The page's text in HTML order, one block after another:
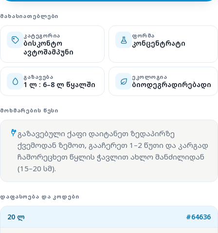
ᲛᲐᲮᲐᲡᲘᲐᲗᲔᲑᲚᲔᲑᲘ
ᲙᲐᲢᲔᲒᲝᲠᲘᲐ
ბისკონტო
ავტოშამპუნი
ᲤᲝᲠᲛᲐ
კონცენტრატი
ᲒᲐᲖᲐᲕᲔᲑᲐ
1 ლ : 6–8 ლ წყალში
ᲔᲙᲝᲚᲝᲒᲘᲐ
ბიოდეგრადირებადი
ᲛᲝᲮᲛᲐᲠᲔᲑᲘᲡ ᲬᲔᲡᲘ
გაზავებული ქაფი დაიტანეთ ზედაპირზე
ქვემოდან ზემოთ, გააჩერეთ 1–2 წუთი და კარგად
ჩამორეცხეთ წყლის ჭავლით ახლო მანძილიდან
(15–20 სმ).
ᲓᲐᲤᲐᲡᲝᲔᲑᲐ ᲓᲐ ᲙᲝᲓᲔᲑᲘ
20 ლ #64636